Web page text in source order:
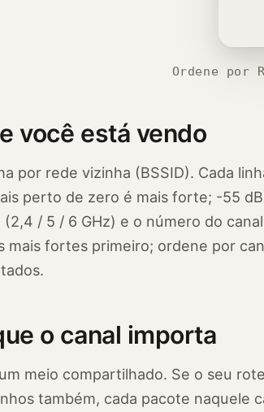
Ordene por
você está vendo
por rede vizinha (BSSID). Cada
perto de zero é mais forte; -55
(2,4 / 5 / 6 GHz) e o número do
mais fortes primeiro; ordene por
o canal importa
meio compartilhado. Se o seu
também, cada pacote naquele